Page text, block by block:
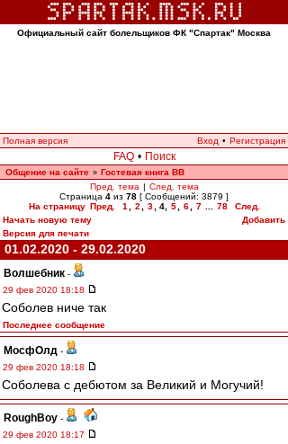
Официальный сайт болельщиков ФК "Спартак" Москва
Полная версия Вход • Регистрация
FAQ • Поиск
Общение на сайте » Гостевая книга ВВ
Пред. тема | След. тема
Страница 4 из 78 [ Сообщений: 3879 ]
На страницу Пред. 1 2 3 4, 5 6 7 78
След.
Начать новую тему
Добавить
Версия для печати
01.02.2020 - 29.02.2020
Волшебник -
29 фев 2020 18:18
Соболев ниче так
Последнее сообщение
МосфОлд -
29 фев 2020 18:18
Соболева с дебютом за Великий и Могучий!
RoughBoy -
29 фев 2020 18:17